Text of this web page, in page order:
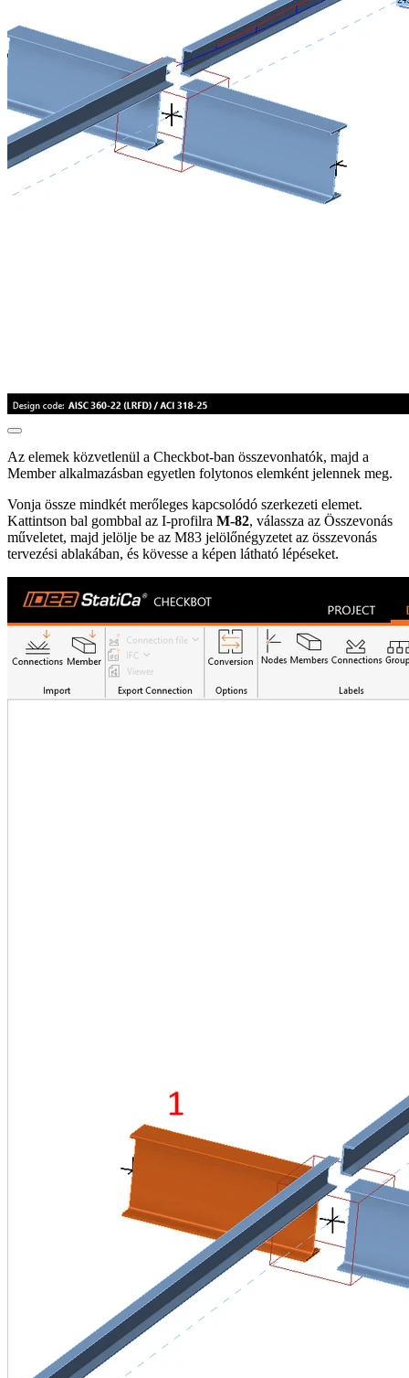
Az elemek közvetlenül a Checkbot-ban összevonhatók, majd a
Member alkalmazásban egyetlen folytonos elemként jelennek meg.
Vonja össze mindkét merőleges kapcsolódó szerkezeti elemet.
Kattintson bal gombbal az I-profilra M-82, válassza az Összevonás
műveletet, majd jelölje be az M83 jelölőnégyzetet az összevonás
tervezési ablakában, és kövesse a képen látható lépéseket.